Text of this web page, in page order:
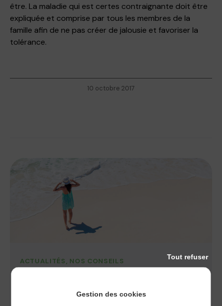
être. La maladie qui est certes contraignante doit être
expliquée et comprise par tous les membres de la
famille afin de ne pas créer de jalousie​ et favoriser la
toléranc​e.
10 octobre 2017
ACTUALITÉS, NOS CONSEILS
Gestion des cookies
Tout refuser